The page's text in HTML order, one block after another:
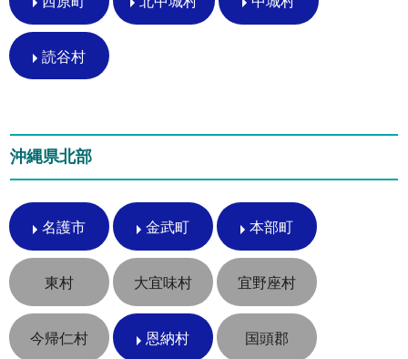
読谷村
沖縄県北部
名護市 金武町 本部町
東村 大宜味村 宜野座村
今帰仁村 恩納村 国頭郡